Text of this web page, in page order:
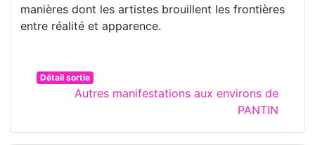
manières dont les artistes brouillent les frontières
entre réalité et apparence.
Détail sortie
Autres manifestations aux environs de
PANTIN